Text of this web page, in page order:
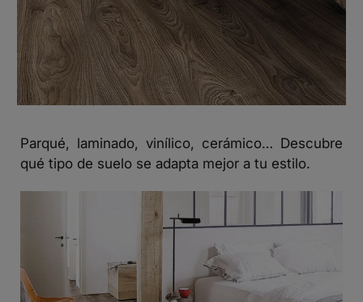
Parqué, laminado, vinílico, cerámico… Descubre
qué tipo de suelo se adapta mejor a tu estilo.